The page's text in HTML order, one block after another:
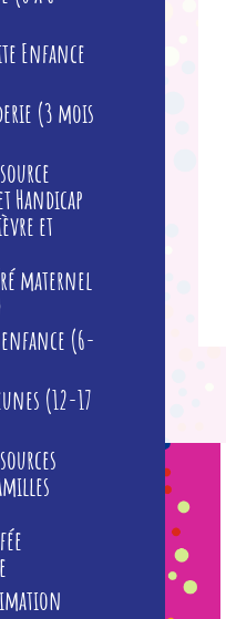
Enfance
(3 mois
Handicap
et
maternel
(6-
(12-17